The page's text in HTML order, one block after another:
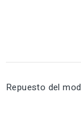
Repuesto del